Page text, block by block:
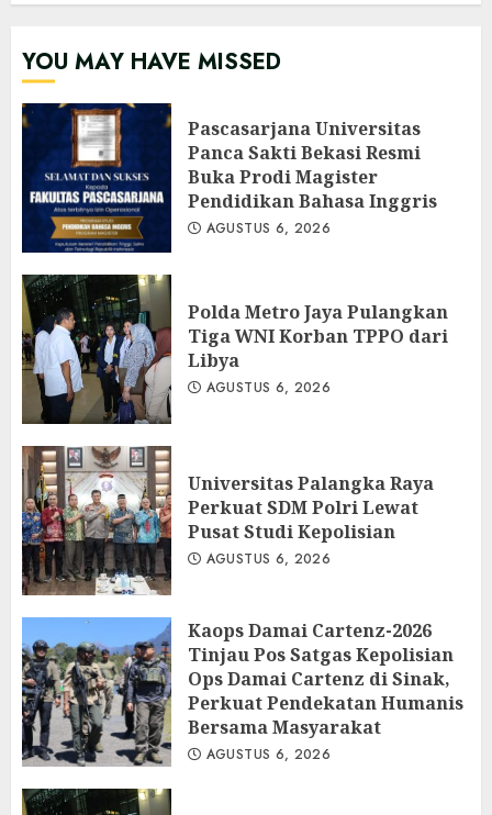
YOU MAY HAVE MISSED
Pascasarjana Universitas
Panca Sakti Bekasi Resmi
Buka Prodi Magister
Pendidikan Bahasa Inggris
AGUSTUS 6, 2026
Polda Metro Jaya Pulangkan
Tiga WNI Korban TPPO dari
Libya
AGUSTUS 6, 2026
Universitas Palangka Raya
Perkuat SDM Polri Lewat
Pusat Studi Kepolisian
AGUSTUS 6, 2026
Kaops Damai Cartenz-2026
Tinjau Pos Satgas Kepolisian
Ops Damai Cartenz di Sinak,
Perkuat Pendekatan Humanis
Bersama Masyarakat
AGUSTUS 6, 2026